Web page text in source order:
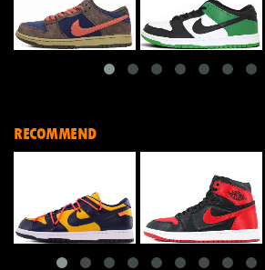
RECOMMEND